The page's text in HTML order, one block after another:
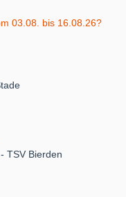
03.08. bis 16.08.26?
TSV Bierden